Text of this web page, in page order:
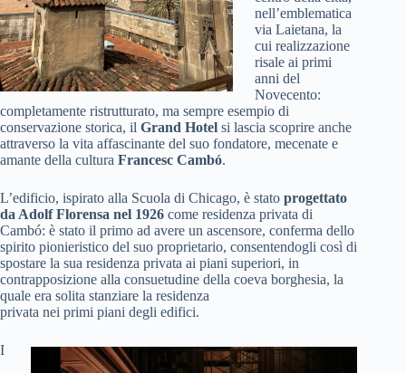
nell’emblematica
via Laietana, la
cui realizzazione
risale ai primi
anni del
Novecento:
completamente ristrutturato, ma sempre esempio di
conservazione storica, il Grand Hotel si lascia scoprire anche
attraverso la vita affascinante del suo fondatore, mecenate e
amante della cultura Francesc Cambó.
L’edificio, ispirato alla Scuola di Chicago, è stato progettato
da Adolf Florensa nel 1926 come residenza privata di
Cambó: è stato il primo ad avere un ascensore, conferma dello
spirito pionieristico del suo proprietario, consentendogli così di
spostare la sua residenza privata ai piani superiori, in
contrapposizione alla consuetudine della coeva borghesia, la
quale era solita stanziare la residenza
privata nei primi piani degli edifici.
I